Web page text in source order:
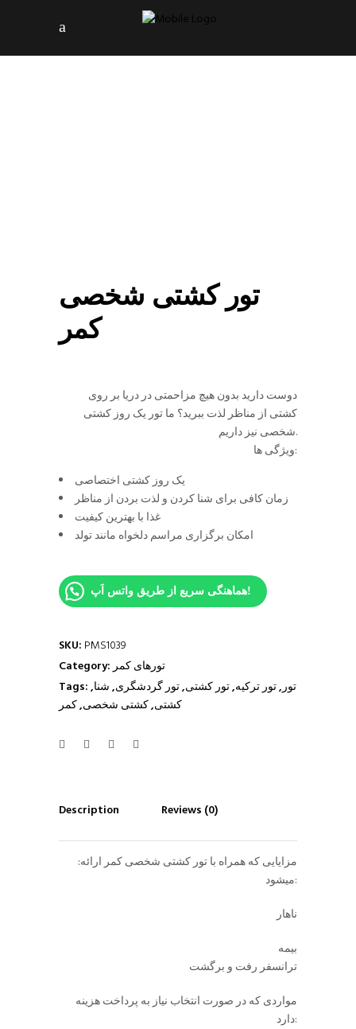
تور کشتی شخصی
کمر
دوست دارید بدون هیچ مزاحمتی در دریا بر روی
کشتی از مناظر لذت ببرید؟ ما تور یک روز کشتی
شخصی نیز داریم.
ویژگی ها:
یک روز کشتی اختصاصی
زمان کافی برای شنا کردن و لذت بردن از مناظر
غذا با بهترین کیفیت
امکان برگزاری مراسم دلخواه مانند تولد
هماهنگی سریع از طریق واتس اَپ!
SKU: PMS1039
Category:تورهای کمر
Tags:
تور,تور ترکیه,تور کشتی,تور گردشگری,شنا,
کشتی,کشتی شخصی,کمر
Description Reviews (0)
:مزایایی که همراه با تور کشتی شخصی کمر ارائه
میشود:
ناهار
بیمه
ترانسفر رفت و برگشت
مواردی که در صورت انتخاب نیاز به پرداخت هزینه
دارد: